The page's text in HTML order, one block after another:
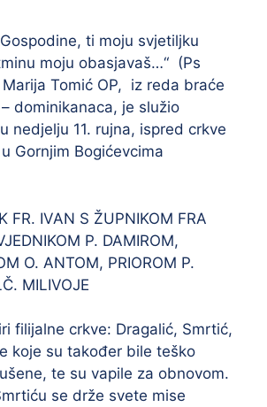
ti moju svjetiljku
moju obasjavaš…“ (Ps
Tomić OP, iz reda braće
dominikanaca, je služio
nedjelju 11. rujna, ispred crkve
Gornjim Bogićevcima
FR. IVAN S ŽUPNIKOM FRA
P. DAMIROM,
O. ANTOM, PRIOROM P.
MILIVOJE
filijalne crkve: Dragalić, Smrtić,
koje su također bile teško
te su vapile za obnovom.
se drže svete mise